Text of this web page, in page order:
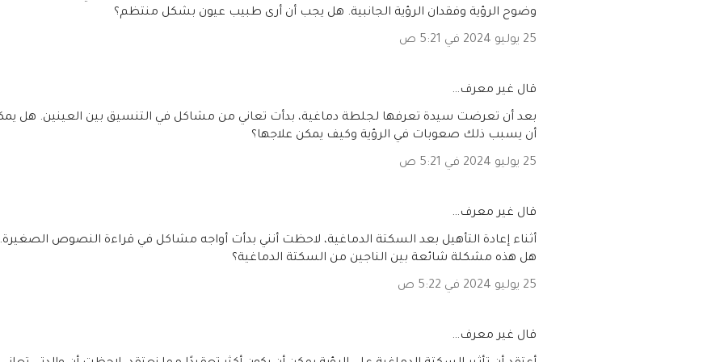
وضوح الرؤية وفقدان الرؤية الجانبية. هل يجب أن أرى طبيب عيون بشكل منتظم؟
25 يوليو 2024 في 5:21 ص
‏قال غير معرف…
بعد أن تعرضت سيدة تعرفها لجلطة دماغية، بدأت تعاني من مشاكل في التنسيق بين العينين. هل
أن يسبب ذلك صعوبات في الرؤية وكيف يمكن علاجها؟
25 يوليو 2024 في 5:21 ص
‏قال غير معرف…
أثناء إعادة التأهيل بعد السكتة الدماغية، لاحظت أنني بدأت أواجه مشاكل في قراءة النصوص الصغيرة.
هل هذه مشكلة شائعة بين الناجين من السكتة الدماغية؟
25 يوليو 2024 في 5:22 ص
‏قال غير معرف…